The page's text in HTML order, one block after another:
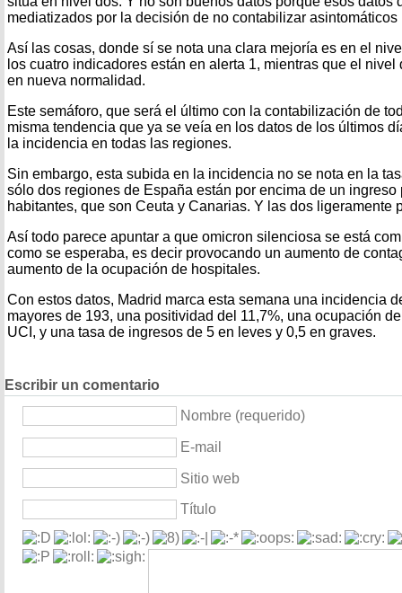
mediatizados por la decisión de no contabilizar asintomáticos
Así las cosas, donde sí se nota una clara mejoría es en el
los cuatro indicadores están en alerta 1, mientras que el
en nueva normalidad.
Este semáforo, que será el último con la contabilización de
misma tendencia que ya se veía en los datos de los últimos
la incidencia en todas las regiones.
Sin embargo, esta subida en la incidencia no se nota en la
sólo dos regiones de España están por encima de un ingreso
habitantes, que son Ceuta y Canarias. Y las dos ligeramente
Así todo parece apuntar a que omicron silenciosa se está
como se esperaba, es decir provocando un aumento de
aumento de la ocupación de hospitales.
Con estos datos, Madrid marca esta semana una incidencia
mayores de 193, una positividad del 11,7%, una ocupación
UCI, y una tasa de ingresos de 5 en leves y 0,5 en graves.
Escribir un comentario
Nombre (requerido)
E-mail
Sitio web
Título